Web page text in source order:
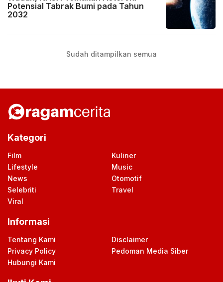
Potensial Tabrak Bumi pada Tahun
2032
Sudah ditampilkan semua
Kategori
Film
Kuliner
Lifestyle
Music
News
Otomotif
Selebriti
Travel
Viral
Informasi
Tentang Kami
Disclaimer
Privacy Policy
Pedoman Media Siber
Hubungi Kami